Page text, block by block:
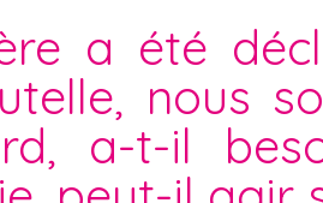
a été
nous
a-t-il